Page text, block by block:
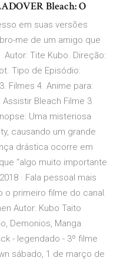
Bleach: O
em suas versões
me de um amigo que
Tite Kubo. Direção:
Tipo de Episódio:
Filmes 4. Anime para:
Bleach Filme 3
Uma misteriosa
causando um grande
drástica ocorre em
“algo muito importante
· Fala pessoal mais
o primeiro filme do canal.
Autor: Kubo Taito
Demonios, Manga
- legendado - 3º filme
sábado, 1 de março de